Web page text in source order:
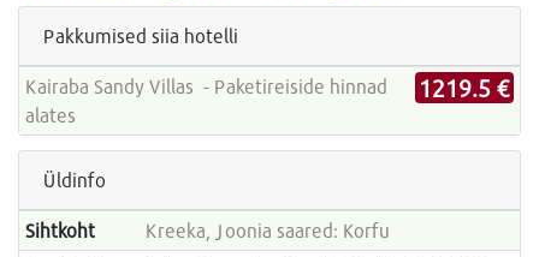
Pakkumised siia hotelli
Kairaba Sandy Villas - Paketireiside hinnad
alates
1219.5 €
Üldinfo
Sihtkoht
Kreeka, Joonia saared: Korfu